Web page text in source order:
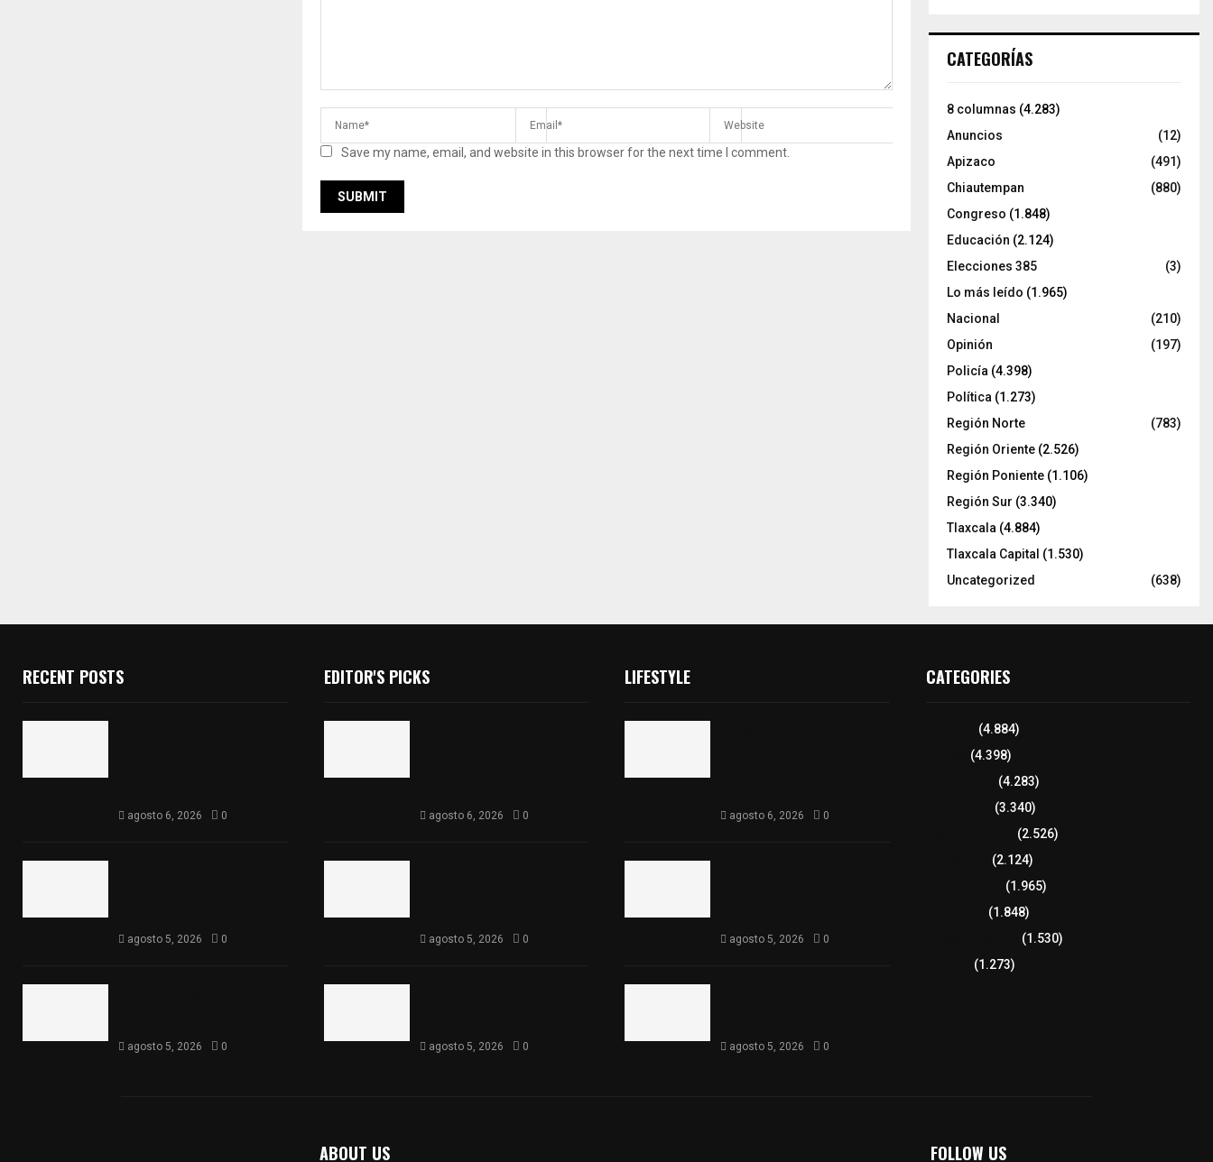
Save my name, email, and website in this browser for the next time I comment.
CATEGORÍAS
8 columnas (4.283)
Anuncios
(12)
Apizaco
(491)
Chiautempan
(880)
Congreso (1.848)
Educación (2.124)
Elecciones 385
(3)
Lo más leído (1.965)
Nacional
(210)
Opinión
(197)
Policía (4.398)
Política (1.273)
Región Norte
(783)
Región Oriente (2.526)
Región Poniente (1.106)
Región Sur (3.340)
Tlaxcala (4.884)
Tlaxcala Capital (1.530)
Uncategorized
(638)
RECENT POSTS
agosto 6, 2026 0
agosto 5, 2026 0
agosto 5, 2026 0
EDITOR'S PICKS
agosto 6, 2026 0
agosto 5, 2026 0
agosto 5, 2026 0
LIFESTYLE
agosto 6, 2026 0
agosto 5, 2026 0
agosto 5, 2026 0
CATEGORIES
(4.884)
(4.398)
(4.283)
(3.340)
(2.526)
(2.124)
(1.965)
(1.848)
(1.530)
(1.273)
ABOUT US FOLLOW US